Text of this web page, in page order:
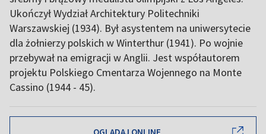
Ukończył Wydział Architektury Politechniki
Warszawskiej (1934). Był asystentem na uniwersytecie
dla żołnierzy polskich w Winterthur (1941). Po wojnie
przebywał na emigracji w Anglii. Jest współautorem
projektu Polskiego Cmentarza Wojennego na Monte
Cassino (1944 - 45).